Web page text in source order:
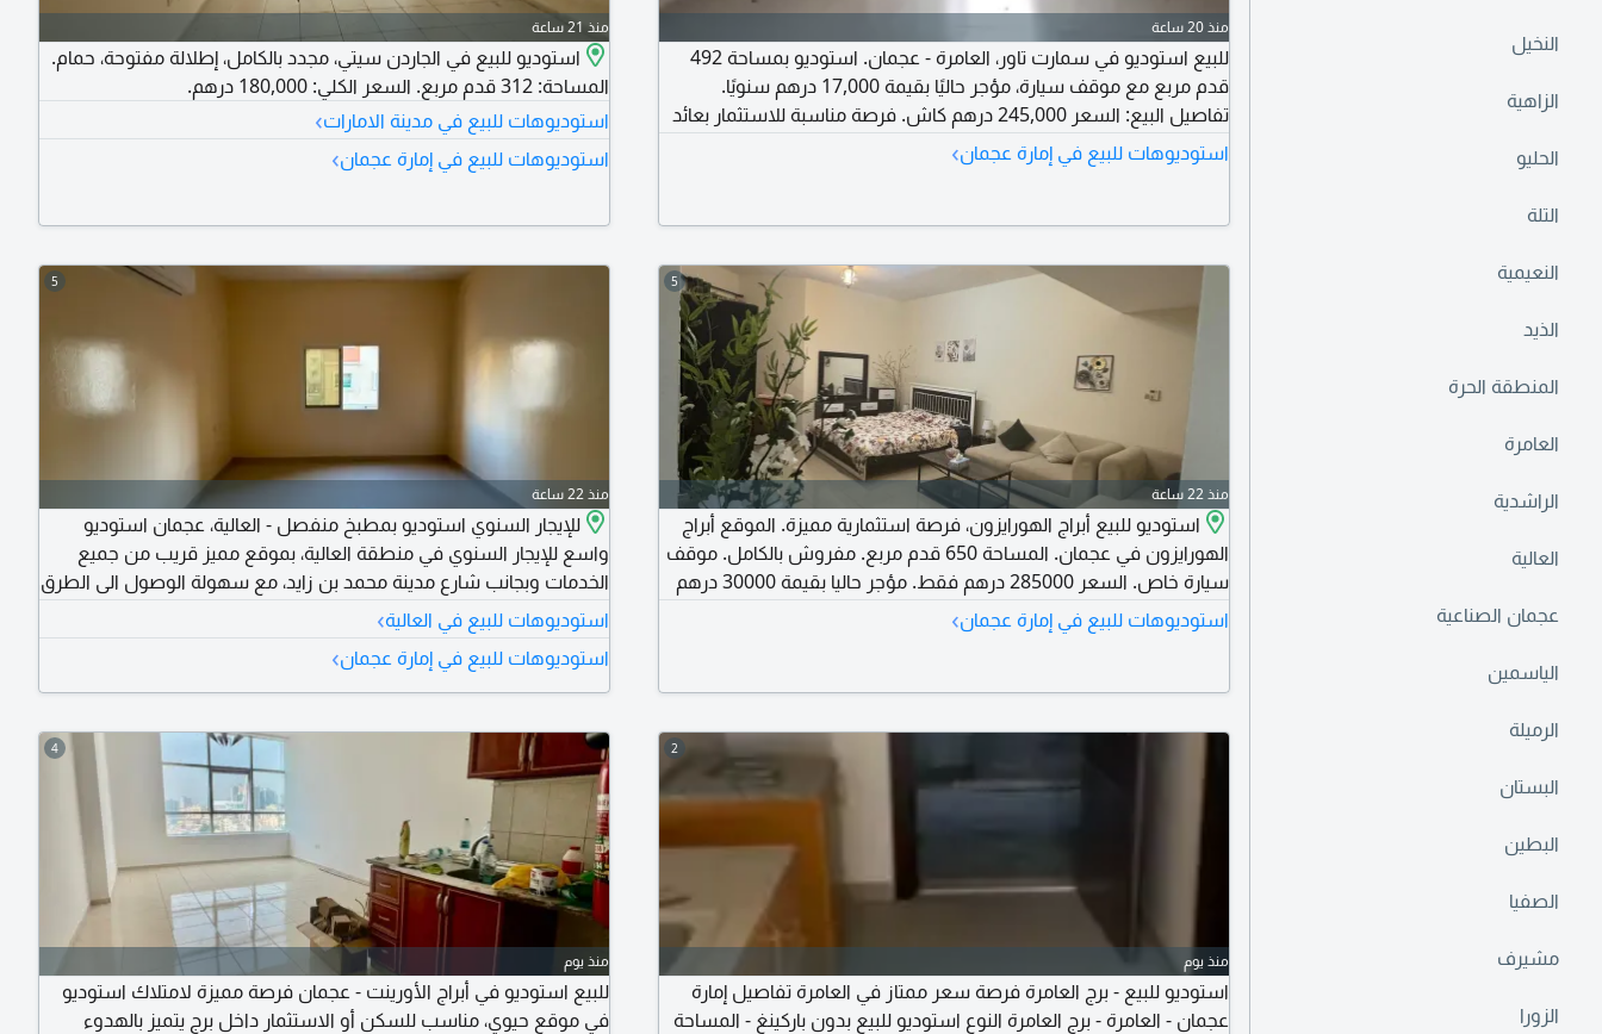
النخيل
الزاهية
الحليو
التلة
النعيمية
الذيد
المنطقة الحرة
العامرة
الراشدية
العالية
عجمان الصناعية
الياسمين
الرميلة
البستان
البطين
الصفيا
مشيرف
الزورا
منذ 20 ساعة
للبيع استوديو في سمارت تاور، العامرة - عجمان. استوديو بمساحة 492
قدم مربع مع موقف سيارة، مؤجر حاليًا بقيمة 17,000 درهم سنويًا.
تفاصيل البيع: السعر 245,000 درهم كاش. فرصة مناسبة للاستثمار بعائد
ثابت وموقع مميز. للمزيد من المعلومات أو لطلب التفاصيل، يرجى
التواصل.
استوديوهات للبيع في إمارة عجمان›
منذ 21 ساعة
استوديو للبيع في الجاردن سيتي، مجدد بالكامل، إطلالة مفتوحة، حمام.
المساحة: 312 قدم مربع. السعر الكلي: 180,000 درهم.
استوديوهات للبيع في مدينة الامارات›
استوديوهات للبيع في إمارة عجمان›
5
منذ 22 ساعة
استوديو للبيع أبراج الهورايزون، فرصة استثمارية مميزة. الموقع أبراج
الهورايزون في عجمان. المساحة 650 قدم مربع. مفروش بالكامل. موقف
سيارة خاص. السعر 285000 درهم فقط. مؤجر حاليا بقيمة 30000 درهم
سنويا (4 دفعات) عائد استثماري ممتاز. جاهز للاستثمار من أول يوم. موقع
حيوي قريب من جميع الخدمات. للمعاينة والاستفسار، يرجى التواصل
استوديوهات للبيع في إمارة عجمان›
5
منذ 22 ساعة
للإيجار السنوي استوديو بمطبخ منفصل - العالية، عجمان استوديو
واسع للإيجار السنوي في منطقة العالية، بموقع مميز قريب من جميع
الخدمات وبجانب شارع مدينة محمد بن زايد، مع سهولة الوصول الى الطرق
الرئيسية. المميزات استوديو واسع - مطبخ منفصل - مساحات مريحة -
موقع مميز قريب من الخدمات - بجانب شارع مدينة محمد بن زايد تفاصيل
الإيجار السنوي 20000 درهم للتواصل والاستفسار أو حجز موعد للمعاينة
استوديوهات للبيع في العالية›
استوديوهات للبيع في إمارة عجمان›
2
منذ يوم
استوديو للبيع - برج العامرة فرصة سعر ممتاز في العامرة تفاصيل إمارة
عجمان - العامرة - برج العامرة النوع استوديو للبيع بدون باركينغ - المساحة
4
منذ يوم
للبيع استوديو في أبراج الأورينت - عجمان فرصة مميزة لامتلاك استوديو
في موقع حيوي، مناسب للسكن أو الاستثمار داخل برج يتميز بالهدوء